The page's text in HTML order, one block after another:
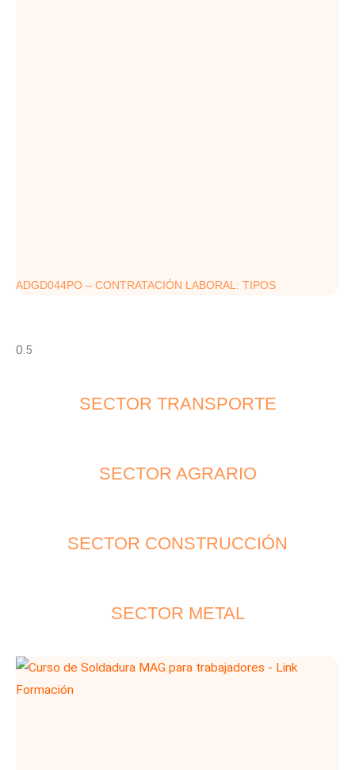
ADGD044PO – CONTRATACIÓN LABORAL: TIPOS
SECTOR TRANSPORTE
SECTOR AGRARIO
SECTOR CONSTRUCCIÓN
SECTOR METAL